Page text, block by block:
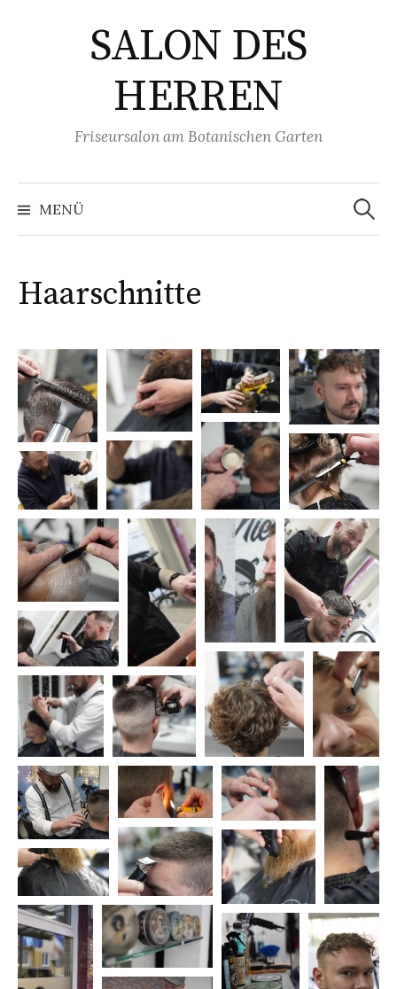
überspringenSALON DES
HERREN
Friseursalon am Botanischen Garten
MENÜ
Suchen
nach:
Haarschnitte